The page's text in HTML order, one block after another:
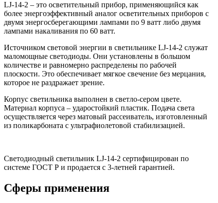
LJ-14-2 – это осветительный прибор, применяющийся как
более энергоэффективный аналог осветительных приборов с
двумя энергосберегающими лампами по 9 ватт либо двумя
лампами накаливания по 60 ватт.
Источником световой энергии в светильнике LJ-14-2 служат
маломощные светодиоды. Они установлены в большом
количестве и равномерно распределены по рабочей
плоскости. Это обеспечивает мягкое свечение без мерцания,
которое не раздражает зрение.
Корпус светильника выполнен в светло-сером цвете.
Материал корпуса – ударостойкий пластик. Подача света
осуществляется через матовый рассеиватель, изготовленный
из поликарбоната с ультрафиолетовой стабилизацией.
Светодиодный светильник LJ-14-2 сертифицирован по
системе ГОСТ Р и продается с 3-летней гарантией.
Сферы применения